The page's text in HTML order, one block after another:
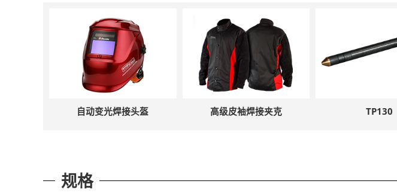
自动变光焊接头盔 高级皮袖焊接夹克 TP130
规格